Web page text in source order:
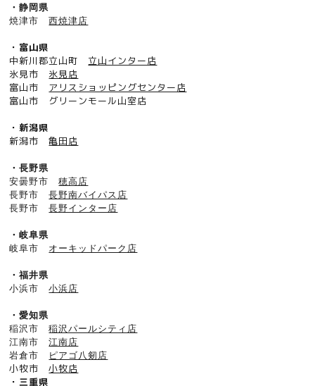
・静岡県
焼津市西焼津店
・富山県
中新川郡立山町 立山インター店
氷見市氷見店
富山市 アリスショッピングセンター店
富山市 グリーンモール山室店
・新潟県
新潟市亀田店
・長野県
安曇野市穂高店
長野市長野南バイパス店
長野市長野インター店
・岐阜県
岐阜市 オーキッドパーク店
・福井県
小浜市小浜店
・愛知県
稲沢市稲沢パールシティ店
江南市江南店
岩倉市
ピアゴ八剱店
小牧市小牧店
・三重県